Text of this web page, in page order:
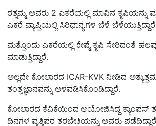
ರತ್ನಮ್ಮ ಅವರು 2 ಎಕರೆಯಲ್ಲಿ ಮಾವಿನ ಕೃಷಿಯನ್ನು
ಎಕರೆ ವ್ಯಾಪ್ತಿಯಲ್ಲಿ ಸಿರಿಧಾನ್ಯಗಳ ಬೆಳೆ ಬೆಳೆಯುತ್ತಿದ್ದಾರೆ.
ಮತ್ತೊಂದು ಎಕರೆಯಲ್ಲಿ ರೇಷ್ಮೆ ಕೃಷಿ ಸೇರಿದಂತೆ
ಮಾಡುತ್ತಿದ್ದಾರೆ.
ಅಲ್ಲದೇ ಕೋಲಾರದ ICAR-KVK ನೀಡಿದ
ತಂತ್ರಜ್ಞಾನವನ್ನು ಅಳವಡಿಸಿಕೊಂಡಿದ್ದಾರೆ.
ಕೋಲಾರದ ಕೆವಿಕೆಯಿಂದ ಆಯೋಜಿಸಿದ್ದ ಕ್ಯಾಂಪಸ್
ದಿನಗಳ ವೃತ್ತಿಪರ ತರಬೇತಿಯನ್ನು ಅವರು